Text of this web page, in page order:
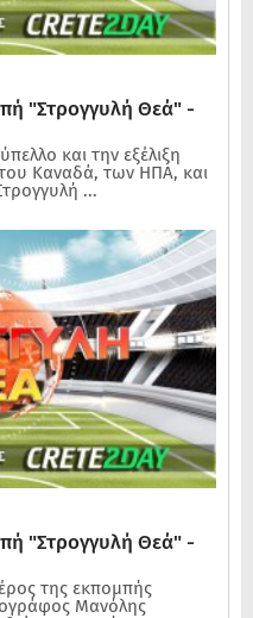
"Στρογγυλή Θεά" -
και την εξέλιξη
Καναδά, των ΗΠΑ, και
...
"Στρογγυλή Θεά" -
της εκπομπής
Μανόλης